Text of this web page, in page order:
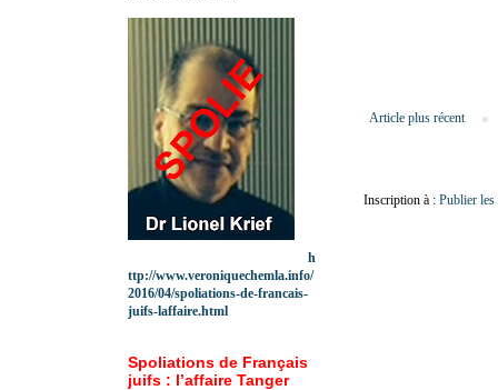
Article plus récent
Inscription à : Publier
h
ttp://www.veroniquechemla.info/
2016/04/spoliations-de-francais-
juifs-laffaire.html
Spoliations de Français
juifs : l’affaire Tanger